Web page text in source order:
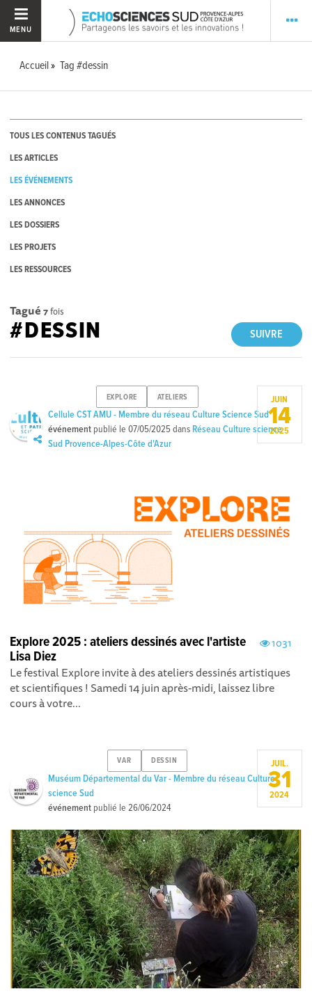
MENU
Accueil Tag #dessin
TOUS LES CONTENUS TAGUÉS
LES ARTICLES
LES ÉVÉNEMENTS
LES ANNONCES
LES DOSSIERS
LES PROJETS
LES RESSOURCES
Tagué 7fois
SUIVRE
#DESSIN
EXPLORE ATELIERS
Cellule CST AMU - Membre du réseau Culture Science Sud
événement publié le07/05/2025dans Réseau Culture science
Sud Provence-Alpes-Côte d'Azur
JUIN
14
2025
1031
Explore 2025 : ateliers dessinés avec l'artiste
Lisa Diez
Le festival Explore invite à des ateliers dessinés artistiques
et scientifiques ! Samedi 14 juin après-midi, laissez libre
cours à votre...
VAR DESSIN
Muséum Départemental du Var - Membre du réseau Culture
science Sud
événement publié le26/06/2024
JUIL.
31
2024